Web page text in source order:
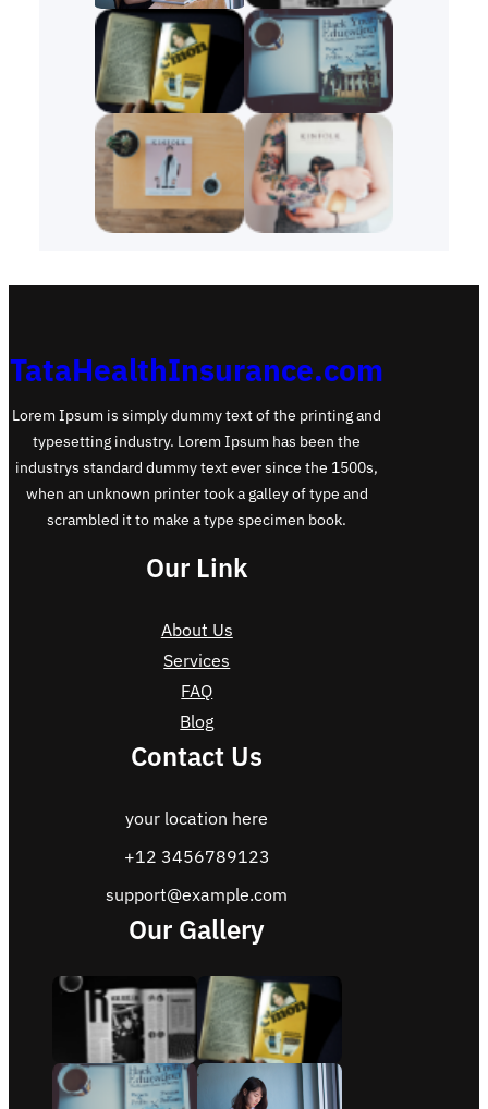
TataHealthInsurance.com
Lorem Ipsum is simply dummy text of the printing and
typesetting industry. Lorem Ipsum has been the
industrys standard dummy text ever since the 1500s,
when an unknown printer took a galley of type and
scrambled it to make a type specimen book.
Our Link
About Us
Services
FAQ
Blog
Contact Us
your location here
+12 3456789123
support@example.com
Our Gallery